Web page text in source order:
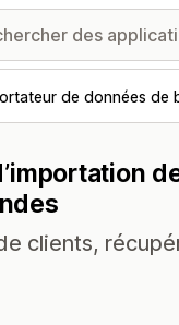
de données de
clients,